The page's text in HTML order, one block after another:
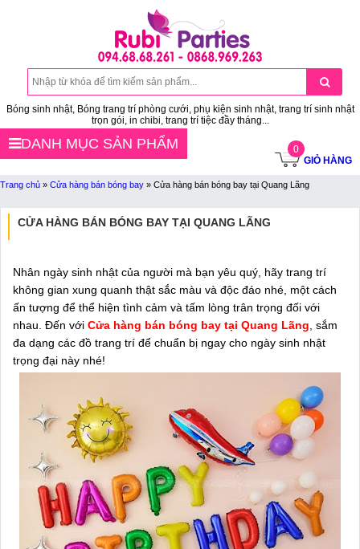
Bóng sinh nhật, Bóng trang trí phòng cưới, phụ kiện sinh nhật, trang trí sinh nhật
trọn gói, in chibi, trang trí tiệc đầy tháng...
0
GIỎ HÀNG
DANH MỤC SẢN PHẨM
Trang chủ » Cửa hàng bán bóng bay » Cửa hàng bán bóng bay tại Quang Lãng
CỬA HÀNG BÁN BÓNG BAY TẠI QUANG LÃNG
Nhân ngày sinh nhật của người mà bạn yêu quý, hãy trang trí
không gian xung quanh thật sắc màu và độc đáo nhé, một cách
ấn tượng để thể hiện tình cảm và tấm lòng trân trọng đối với
nhau. Đến với Cửa hàng bán bóng bay tại Quang Lãng , sắm
đa dạng các đồ trang trí để chuẩn bị ngay cho ngày sinh nhật
trọng đại này nhé!